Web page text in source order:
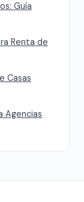
Guía
Renta de
Casas
Agencias